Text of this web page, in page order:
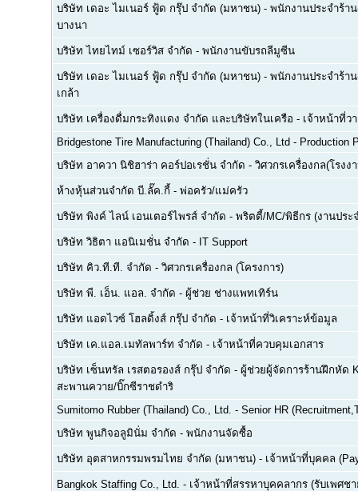
บริษัท เดอะ ไมเนอร์ ฟู้ด กรุ๊ป จำกัด (มหาชน) - พนักงานประจำร้า
บางนา
บริษัท ไทยไทม์ เซอร์วิส จำกัด - พนักงานขับรถลีมูซีน
บริษัท เดอะ ไมเนอร์ ฟู้ด กรุ๊ป จำกัด (มหาชน) - พนักงานประจำร้า
เกล้า
บริษัท เครื่องดื่มกระทิงแดง จำกัด และบริษัทในเครือ - เจ้าหน้าที่ว
Bridgestone Tire Manufacturing (Thailand) Co., Ltd - Production
บริษัท อาควา นิชิฮาร่า คอร์ปอเรชั่น จำกัด - วิศวกรเครื่องกล(โรงง
ห้างหุ้นส่วนจำกัด บี.ลั๊ค.กี้ - พ่อครัว/แม่ครัว
บริษัท พิงค์ ไลน์ เอนเตอร์ไพรส์ จำกัด - พริตตี้/MC/พิธีกร (งานประ
บริษัท วิธิตา แอนิเมชั่น จำกัด - IT Support
บริษัท คิว.ที.ที. จำกัด - วิศวกรเครื่องกล (โครงการ)
บริษัท พี. เอ็น. แอล. จำกัด - ผู้ช่วย ช่างแพทเทิร์น
บริษัท แอดไวซ์ โฮลดิ้งส์ กรุ๊ป จำกัด - เจ้าหน้าที่วิเคราะห์ข้อมูล
บริษัท เค.แอล.เมทัลพาร์ท จำกัด - เจ้าหน้าที่ควบคุมเอกสาร
บริษัท เซ็นทรัล เรสตอรองส์ กรุ๊ป จำกัด - ผู้ช่วยผู้จัดการร้านฝึกหัด
สะพานควาย/บิ๊กซีราชดำริ
Sumitomo Rubber (Thailand) Co., Ltd. - Senior HR
บริษัท พูนกิจอลูมินั่ม จำกัด - พนักงานจัดซื้อ
บริษัท อุตสาหกรรมพรมไทย จำกัด (มหาชน) - เจ้าหน้าที่บุคคล
Bangkok Staffing Co., Ltd. - เจ้าหน้าที่สรรหาบุคคลากร (รับเพศช